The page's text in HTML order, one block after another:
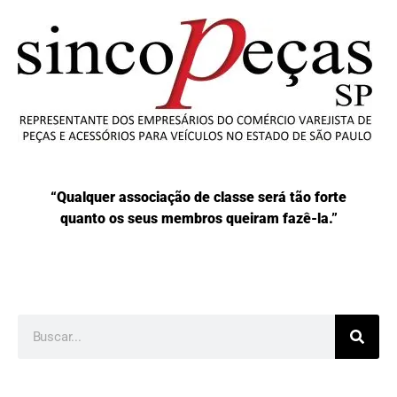
“Qualquer associação de classe será tão forte
quanto os seus membros queiram fazê-la.”